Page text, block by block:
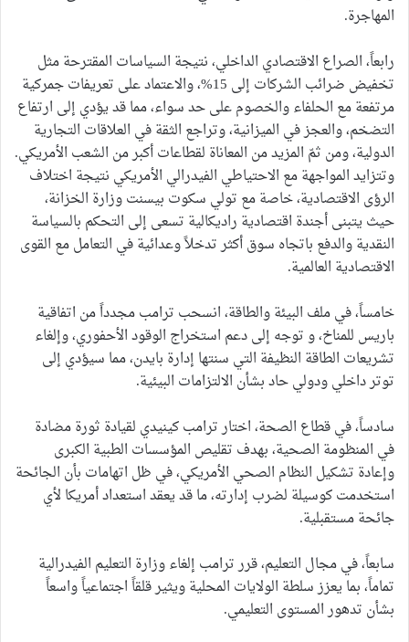
المهاجرة.
رابعاً، الصراع الاقتصادي الداخلي، نتيجة السياسات المقترحة مثل
تخفيض ضرائب الشركات إلى 15%، والاعتماد على تعريفات جمركية
مرتفعة مع الحلفاء والخصوم على حد سواء، مما قد يؤدي إلى ارتفاع
التضخم، والعجز في الميزانية، وتراجع الثقة في العلاقات التجارية
الدولية، ومن ثمّ المزيد من المعاناة لقطاعات أكبر من الشعب الأمريكي.
وتتزايد المواجهة مع الاحتياطي الفيدرالي الأمريكي نتيجة اختلاف
الرؤى الاقتصادية، خاصة مع تولي سكوت بيسنت وزارة الخزانة،
حيث يتبنى أجندة اقتصادية راديكالية تسعى إلى التحكم بالسياسة
النقدية والدفع باتجاه سوق أكثر تدخلاً وعدائية في التعامل مع القوى
الاقتصادية العالمية.
خامساً، في ملف البيئة والطاقة، انسحب ترامب مجدداً من اتفاقية
باريس للمناخ، و توجه إلى دعم استخراج الوقود الأحفوري، وإلغاء
تشريعات الطاقة النظيفة التي سنتها إدارة بايدن، مما سيؤدي إلى
توتر داخلي ودولي حاد بشأن الالتزامات البيئية.
سادساً، في قطاع الصحة، اختار ترامب كينيدي لقيادة ثورة مضادة
في المنظومة الصحية، بهدف تقليص المؤسسات الطبية الكبرى
وإعادة تشكيل النظام الصحي الأمريكي، في ظل اتهامات بأن الجائحة
استخدمت كوسيلة لضرب إدارته، ما قد يعقد استعداد أمريكا لأي
جائحة مستقبلية.
سابعاً، في مجال التعليم، قرر ترامب إلغاء وزارة التعليم الفيدرالية
تماماً، بما يعزز سلطة الولايات المحلية ويثير قلقاً اجتماعياً واسعاً
بشأن تدهور المستوى التعليمي.